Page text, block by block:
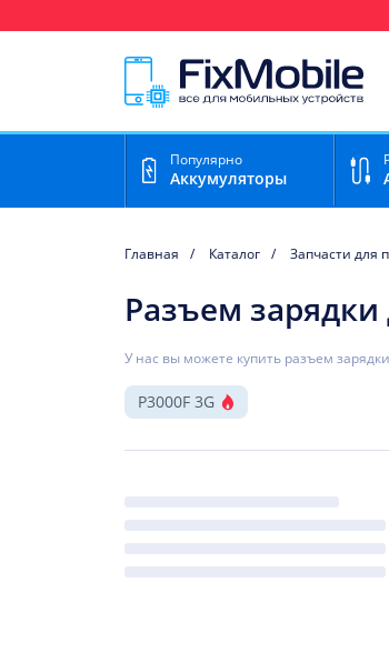
Популярно
Аккумуляторы
Главная Каталог Запчасти для
Разъем зарядки
У нас вы можете купить разъем
P3000F 3G